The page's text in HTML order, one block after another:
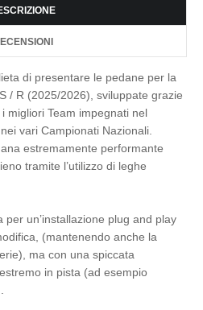
di presentare le pedane per la
/ R (2025/2026), sviluppate grazie
migliori Team impegnati nel
vari Campionati Nazionali.
estremamente performante
tramite l’utilizzo di leghe
un’installazione plug and play
(mantenendo anche la
ma con una spiccata
in pista (ad esempio